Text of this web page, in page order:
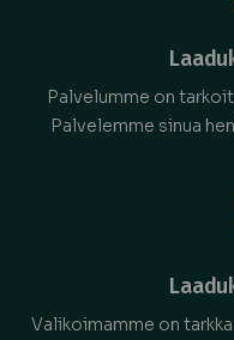
Palvelumme on
Palvelemme sinua
Valikoimamme on